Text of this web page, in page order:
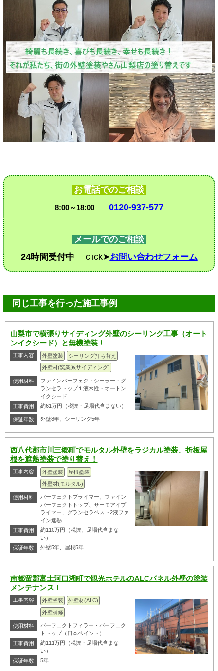
お電話でのご相談
8:00～18:00 0120-937-577
メールでのご相談
24時間受付中 click➤お問い合わせフォーム
同じ工事を行った施工事例
山梨市で横張りサイディング外壁のシーリング工事（オート
ンイクシード）と無機塗装！
工事内容 外壁塗装
シーリング打ち替え
外壁材(窯業系サイディング)
使用材料
ファインパーフェクトシーラー・グ
ランセラトップ１液水性・オートン
イクシード
工事費用
約61万円（税抜・足場代含まない）
保証年数 外壁8年、シーリング5年
西八代郡市川三郷町でモルタル外壁をラジカル塗装、折板屋
根を遮熱塗装で塗り替え！
工事内容 外壁塗装
屋根塗装
外壁材(モルタル)
使用材料
パーフェクトプライマー、ファイン
パーフェクトトップ、サーモアイプ
ライマー、グランセラベスト2液ファ
イン遮熱
工事費用
約110万円（税抜、足場代含まな
い）
保証年数
外壁5年、屋根5年
南都留郡富士河口湖町で観光ホテルのALCパネル外壁の塗装
メンテナンス！
工事内容 外壁塗装
外壁材(ALC)
外壁補修
使用材料
パーフェクトフィラー・パーフェク
トトップ（日本ペイント）
工事費用
約111万円（税抜・足場代含まな
い）
保証年数
5年